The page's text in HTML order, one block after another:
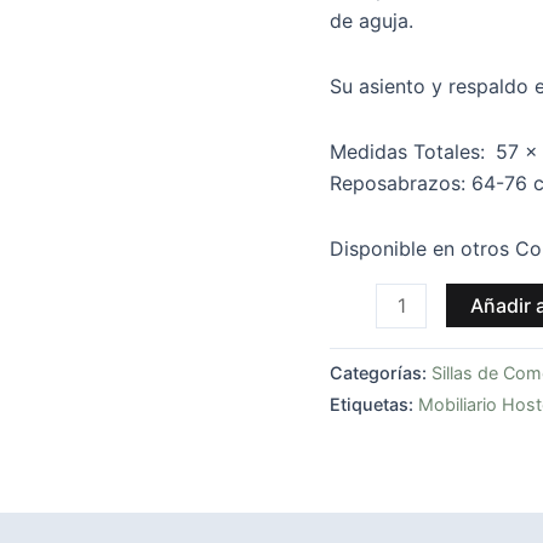
de aguja.
Su asiento y respaldo
Medidas Totales: 57
Reposabrazos: 64-76
Disponible en otros
Añadir
Categorías: Sillas de
Etiquetas: Mobiliario